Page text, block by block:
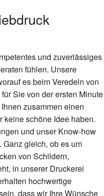
und zuverlässiges
fühlen. Unsere
es beim Veredeln von
Sie von der ersten Minute
zusammen einen
keine schöne Idee haben.
und unser Know-how
gleich, ob es um
von Schildern,
in unserer Druckerei
hochwertige
dass wir Ihre Wünsche